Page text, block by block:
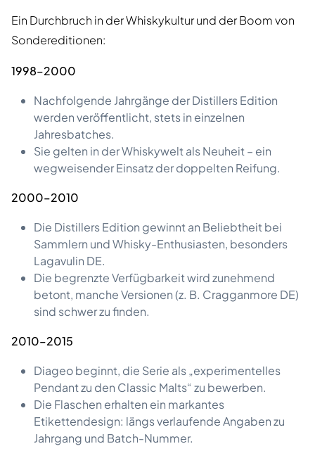
Ein Durchbruch in der Whiskykultur und der Boom von
Sondereditionen:
1998–2000
Nachfolgende Jahrgänge der Distillers Edition
werden veröffentlicht, stets in einzelnen
Jahresbatches.
Sie gelten in der Whiskywelt als Neuheit – ein
wegweisender Einsatz der doppelten Reifung.
2000–2010
Die Distillers Edition gewinnt an Beliebtheit bei
Sammlern und Whisky-Enthusiasten, besonders
Lagavulin DE.
Die begrenzte Verfügbarkeit wird zunehmend
betont, manche Versionen (z. B. Cragganmore DE)
sind schwer zu finden.
2010–2015
Diageo beginnt, die Serie als „experimentelles
Pendant zu den Classic Malts“ zu bewerben.
Die Flaschen erhalten ein markantes
Etikettendesign: längs verlaufende Angaben zu
Jahrgang und Batch-Nummer.